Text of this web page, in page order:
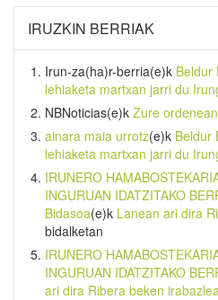
IRUZKIN BERRIAK
Irun-za(ha)r-berria(e)k Beldur
lehiaketa martxan jarri du
NBNoticias(e)k Zure ordenean
ainara maia urrotz(e)k Beldur
lehiaketa martxan jarri du
IRUNERO
INGURUAN IDATZITAKO
Bidasoa(e)k Lanean ari dira
bidalketan
IRUNERO
INGURUAN IDATZITAKO
ari dira Ribera beken